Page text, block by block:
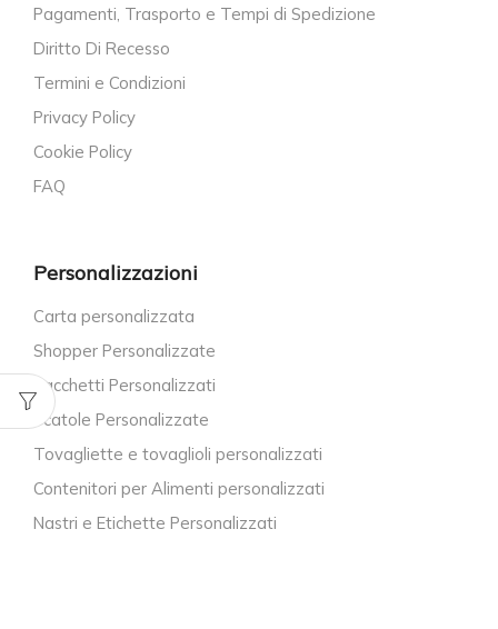
Pagamenti, Trasporto e Tempi di Spedizione
Diritto Di Recesso
Termini e Condizioni
Privacy Policy
Cookie Policy
FAQ
Personalizzazioni
Carta personalizzata
Shopper Personalizzate
Sacchetti Personalizzati
Scatole Personalizzate
Tovagliette e tovaglioli personalizzati
Contenitori per Alimenti personalizzati
Nastri e Etichette Personalizzati